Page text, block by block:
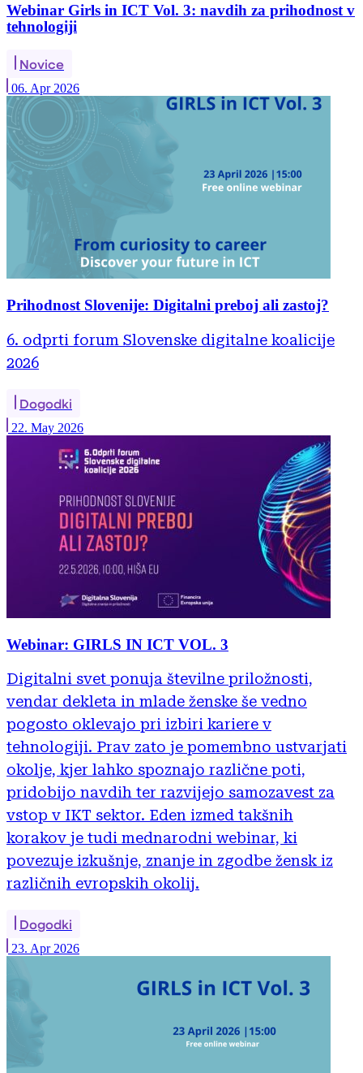
Webinar Girls in ICT Vol. 3: navdih za prihodnost v
tehnologiji
Novice
06. Apr 2026
Prihodnost Slovenije: Digitalni preboj ali zastoj?
6. odprti forum Slovenske digitalne koalicije
2026
Dogodki
22. May 2026
Webinar: GIRLS IN ICT VOL. 3
Digitalni svet ponuja številne priložnosti,
vendar dekleta in mlade ženske še vedno
pogosto oklevajo pri izbiri kariere v
tehnologiji. Prav zato je pomembno ustvarjati
okolje, kjer lahko spoznajo različne poti,
pridobijo navdih ter razvijejo samozavest za
vstop v IKT sektor. Eden izmed takšnih
korakov je tudi mednarodni webinar, ki
povezuje izkušnje, znanje in zgodbe žensk iz
različnih evropskih okolij.
Dogodki
23. Apr 2026